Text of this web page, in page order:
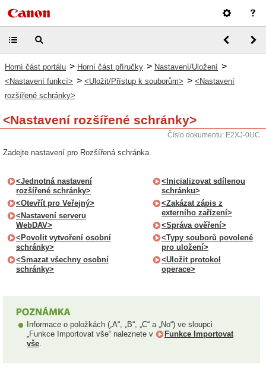
Horní část portálu > Horní část příručky > Nastavení/Uložení >
<Nastavení funkcí> > <Uložit/Přístup k souborům> > <Nastavení
rozšířené schránky>
<Nastavení rozšířené schránky>
Číslo dokumentu: E2XJ-0UC
Zadejte nastavení pro Rozšířená schránka.
<Jednotná nastavení
rozšířené schránky>
<Otevřít pro Veřejný>
<Nastavení serveru
WebDAV>
<Povolit vytvoření osobní
schránky>
<Smazat všechny osobní
schránky>
<Inicializovat sdílenou
schránku>
<Zakázat zápis z
externího zařízení>
<Správa ověření>
<Typy souborů povolené
pro uložení>
<Uložit protokol
operace>
Informace o položkách („A“, „B“, „C“ a „No“) ve sloupci
„Funkce Importovat vše“ naleznete v
Funkce Importovat
vše.